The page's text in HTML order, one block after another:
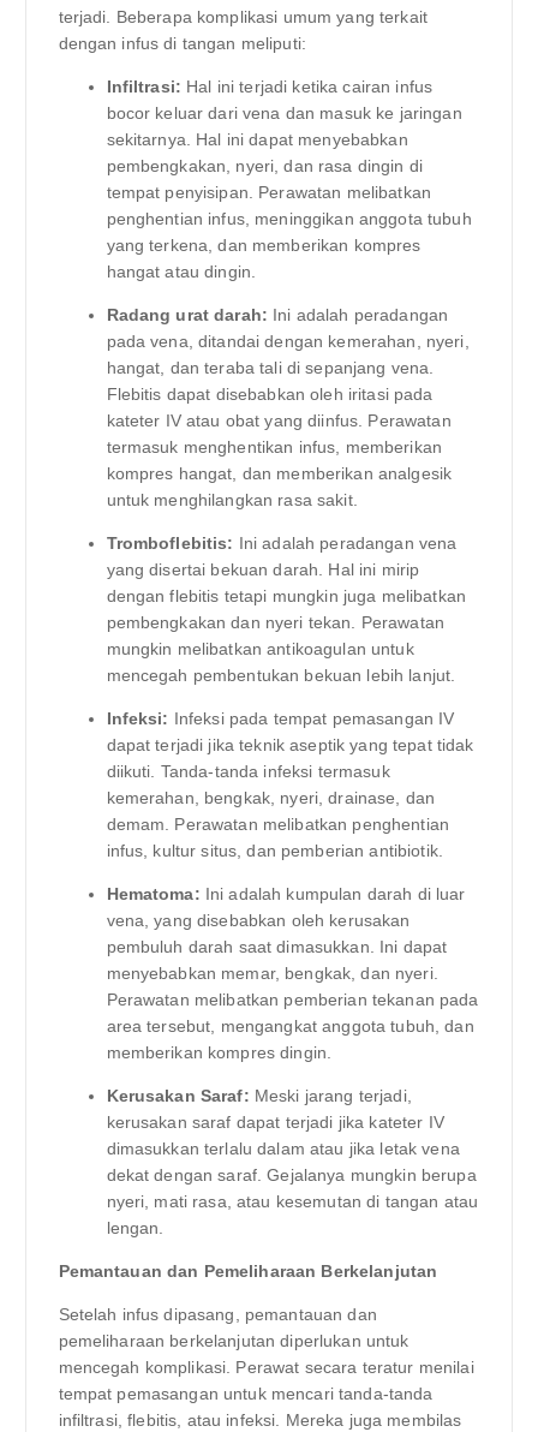
terjadi. Beberapa komplikasi umum yang terkait
dengan infus di tangan meliputi:
Infiltrasi: Hal ini terjadi ketika cairan infus
bocor keluar dari vena dan masuk ke jaringan
sekitarnya. Hal ini dapat menyebabkan
pembengkakan, nyeri, dan rasa dingin di
tempat penyisipan. Perawatan melibatkan
penghentian infus, meninggikan anggota tubuh
yang terkena, dan memberikan kompres
hangat atau dingin.
Radang urat darah: Ini adalah peradangan
pada vena, ditandai dengan kemerahan, nyeri,
hangat, dan teraba tali di sepanjang vena.
Flebitis dapat disebabkan oleh iritasi pada
kateter IV atau obat yang diinfus. Perawatan
termasuk menghentikan infus, memberikan
kompres hangat, dan memberikan analgesik
untuk menghilangkan rasa sakit.
Tromboflebitis: Ini adalah peradangan vena
yang disertai bekuan darah. Hal ini mirip
dengan flebitis tetapi mungkin juga melibatkan
pembengkakan dan nyeri tekan. Perawatan
mungkin melibatkan antikoagulan untuk
mencegah pembentukan bekuan lebih lanjut.
Infeksi: Infeksi pada tempat pemasangan IV
dapat terjadi jika teknik aseptik yang tepat tidak
diikuti. Tanda-tanda infeksi termasuk
kemerahan, bengkak, nyeri, drainase, dan
demam. Perawatan melibatkan penghentian
infus, kultur situs, dan pemberian antibiotik.
Hematoma: Ini adalah kumpulan darah di luar
vena, yang disebabkan oleh kerusakan
pembuluh darah saat dimasukkan. Ini dapat
menyebabkan memar, bengkak, dan nyeri.
Perawatan melibatkan pemberian tekanan pada
area tersebut, mengangkat anggota tubuh, dan
memberikan kompres dingin.
Kerusakan Saraf: Meski jarang terjadi,
kerusakan saraf dapat terjadi jika kateter IV
dimasukkan terlalu dalam atau jika letak vena
dekat dengan saraf. Gejalanya mungkin berupa
nyeri, mati rasa, atau kesemutan di tangan atau
lengan.
Pemantauan dan Pemeliharaan Berkelanjutan
Setelah infus dipasang, pemantauan dan
pemeliharaan berkelanjutan diperlukan untuk
mencegah komplikasi. Perawat secara teratur menilai
tempat pemasangan untuk mencari tanda-tanda
infiltrasi, flebitis, atau infeksi. Mereka juga membilas